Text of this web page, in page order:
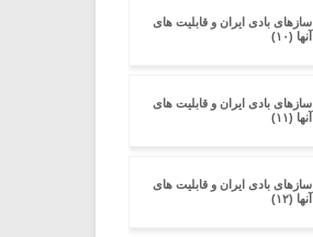
سازهای بادی ایران و قابلیت های
آنها (۱۰)
سازهای بادی ایران و قابلیت های
آنها (۱۱)
سازهای بادی ایران و قابلیت های
آنها (۱۲)